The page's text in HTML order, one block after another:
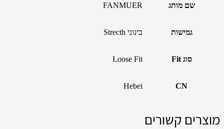
שם מותג FANMUER
גמישות בינוני Strecth
סוג Fit Loose Fit
CN
Hebei
מוצרים קשורים